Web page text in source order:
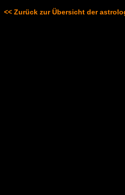
<< Zurück zur Übersicht der